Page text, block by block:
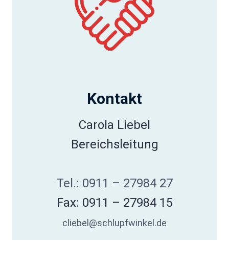
Kontakt
Carola Liebel
Bereichsleitung
Tel.: 0911 – 27984 27
Fax: 0911 – 27984 15
cliebel @schlupfwinkel.de